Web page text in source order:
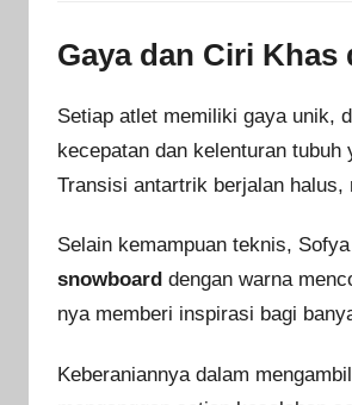
Gaya dan Ciri
Setiap atlet memiliki gaya unik,
kecepatan dan kelenturan
Transisi antartrik berjalan halus,
Selain kemampuan teknis,
snowboard dengan warna
nya memberi inspirasi bagi
Keberaniannya dalam